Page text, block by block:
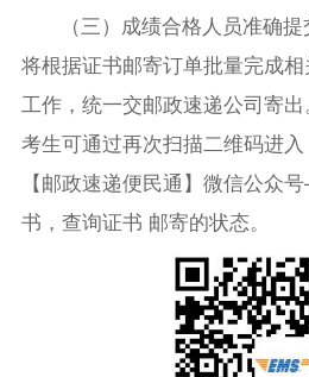
（三）成绩合格人员准确
将根据证书邮寄订单批量完成
工作，统一交邮政速递公司寄
考生可通过再次扫描二维码进
【邮政速递便民通】微信公众
书，查询证书 邮寄的状态。